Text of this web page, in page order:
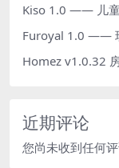
Kiso 1.0 —— 儿童
Furoyal 1.0 ——
Homez v1.0.32
近期评论
您尚未收到任何评